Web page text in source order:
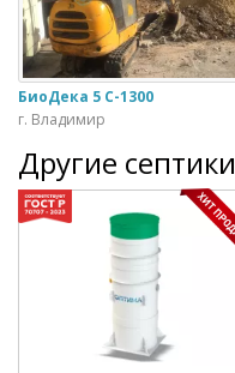
БиоДека 5 С-1300
г. Владимир
Другие септики